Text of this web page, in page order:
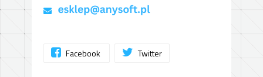
Facebook Twitter